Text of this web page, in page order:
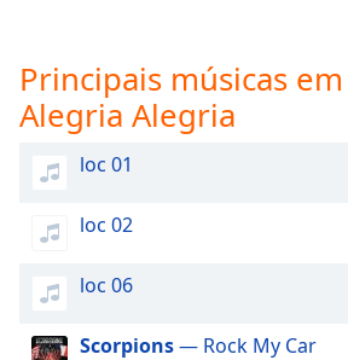
settings
dialog
subtitles
selected
Track
Picture-
in-
Fullscreen
Principais músicas
Alegria Alegria
loc 01
loc 02
loc 06
Scorpions— Rock My Car